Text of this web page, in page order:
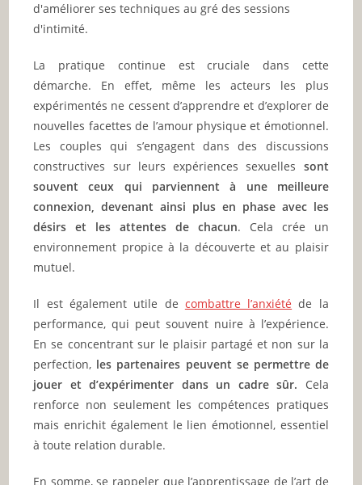
d'améliorer ses techniques au gré des sessions
d'intimité.
La pratique continue est cruciale dans cette
démarche. En effet, même les acteurs les plus
expérimentés ne cessent d’apprendre et d’explorer de
nouvelles facettes de l’amour physique et émotionnel.
Les couples qui s’engagent dans des discussions
constructives sur leurs expériences sexuelles sont
souvent ceux qui parviennent à une meilleure
connexion, devenant ainsi plus en phase avec les
désirs et les attentes de chacun. Cela crée un
environnement propice à la découverte et au plaisir
mutuel.
Il est également utile de combattre l’anxiété de la
performance, qui peut souvent nuire à l’expérience.
En se concentrant sur le plaisir partagé et non sur la
perfection, les partenaires peuvent se permettre de
jouer et d’expérimenter dans un cadre sûr. Cela
renforce non seulement les compétences pratiques
mais enrichit également le lien émotionnel, essentiel
à toute relation durable.
En somme, se rappeler que l’apprentissage de l’art de